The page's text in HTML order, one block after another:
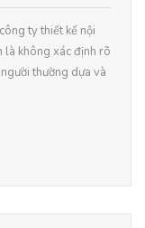
ty thiết kế nội
là không xác định rõ
thường dựa và